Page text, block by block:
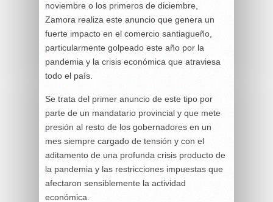
noviembre o los primeros de diciembre,
Zamora realiza este anuncio que genera un
fuerte impacto en el comercio santiagueño,
particularmente golpeado este año por la
pandemia y la crisis económica que atraviesa
todo el país.
Se trata del primer anuncio de este tipo por
parte de un mandatario provincial y que mete
presión al resto de los gobernadores en un
mes siempre cargado de tensión y con el
aditamento de una profunda crisis producto de
la pandemia y las restricciones impuestas que
afectaron sensiblemente la actividad
económica.